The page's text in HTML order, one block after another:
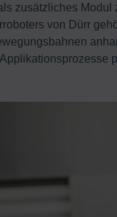
zusätzliches Modul
von Dürr